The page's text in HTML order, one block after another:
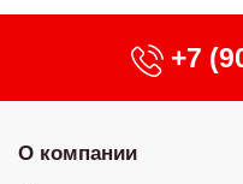
+7
О компании